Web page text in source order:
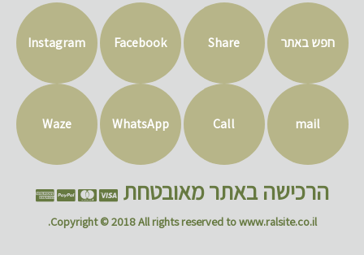
חפש באתר Share
Facebook
Instagram
mail
Call
WhatsApp
Waze
הרכישה באתר מאובטחת
Copyright © 2018 All rights reserved to www.ralsite.co.il.